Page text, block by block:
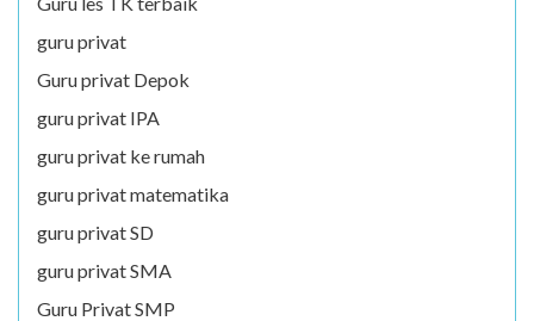
guru privat
Guru privat Depok
guru privat IPA
guru privat ke rumah
guru privat matematika
guru privat SD
guru privat SMA
Guru Privat SMP